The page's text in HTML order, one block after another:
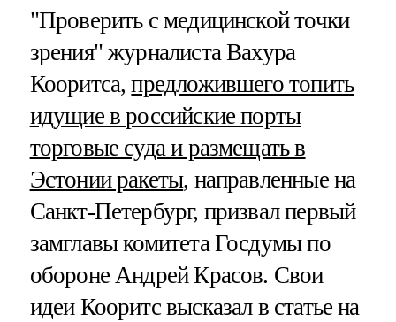
"Проверить с медицинской точки
зрения" журналиста Вахура
Кооритса,предложившего топить
идущие в российские порты
торговые суда и размещать в
Эстонии ракеты, направленные на
Санкт-Петербург, призвал первый
замглавы комитета Госдумы по
обороне Андрей Красов. Свои
идеи Кооритс высказал в статье на